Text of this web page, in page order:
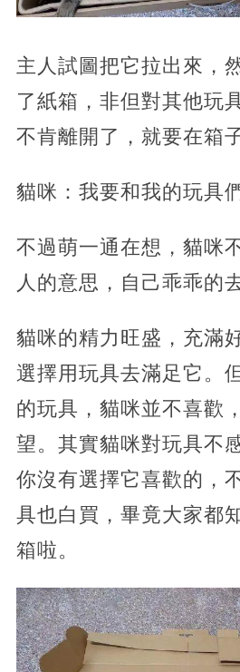
主人試圖把它拉出來，
了紙箱，非但對其他玩
不肯離開了，就要在箱
貓咪：我要和我的玩具
不過萌一通在想，貓咪
人的意思，自己乖乖的
貓咪的精力旺盛，充滿
選擇用玩具去滿足它。
的玩具，貓咪並不喜歡
望。其實貓咪對玩具不
你沒有選擇它喜歡的，
具也白買，畢竟大家都
箱啦。